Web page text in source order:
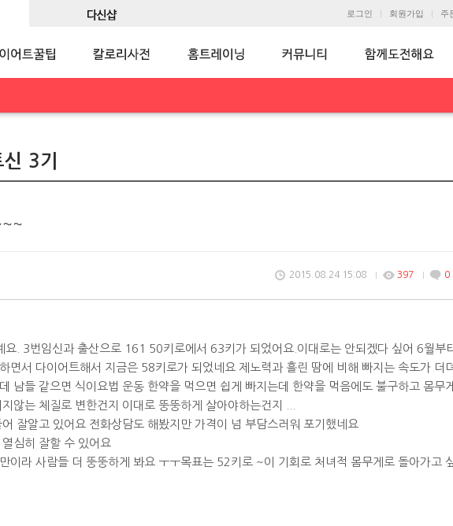
로그인 회원가입 주
3기
2015.08.24 15:08 397 0
요. 3번임신과 출산으로 161 50키로에서 63키가 되었어요.이대로는 안되겠다 싶어 6월부
면서 다이어트해서 지금은 58키로가 되었네요 제노력과 흘린 땀에 비해 빠지는 속도가 더
남들 같으면 식이요법 운동 한약을 먹으면 쉽게 빠지는데 한약을 먹음에도 불구하고 몸무
않는 체질로 변한건지 이대로 뚱뚱하게 살아야하는건지 ...
잘알고 있어요 전화상담도 해봤지만 가격이 넘 부담스러워 포기했네요
심히 잘할 수 있어요
이라 사람들 더 뚱뚱하게 봐요 ㅜㅜ목표는 52키로 ~이 기회로 처녀적 몸무게로 돌아가고